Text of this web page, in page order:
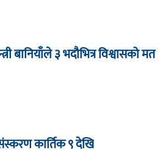
बानियाँले ३ भदौभित्र विश्वासको मत
कार्तिक ९ देखि